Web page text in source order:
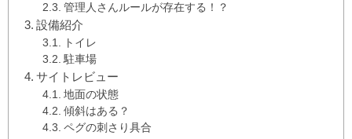
管理人さんルールが存在する！？
設備紹介
トイレ
駐車場
サイトレビュー
地面の状態
傾斜はある？
ペグの刺さり具合